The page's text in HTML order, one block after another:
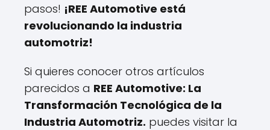
pasos! ¡REE Automotive está
revolucionando la industria
automotriz!
Si quieres conocer otros artículos
parecidos a REE Automotive: La
Transformación Tecnológica de la
Industria Automotriz. puedes visitar la